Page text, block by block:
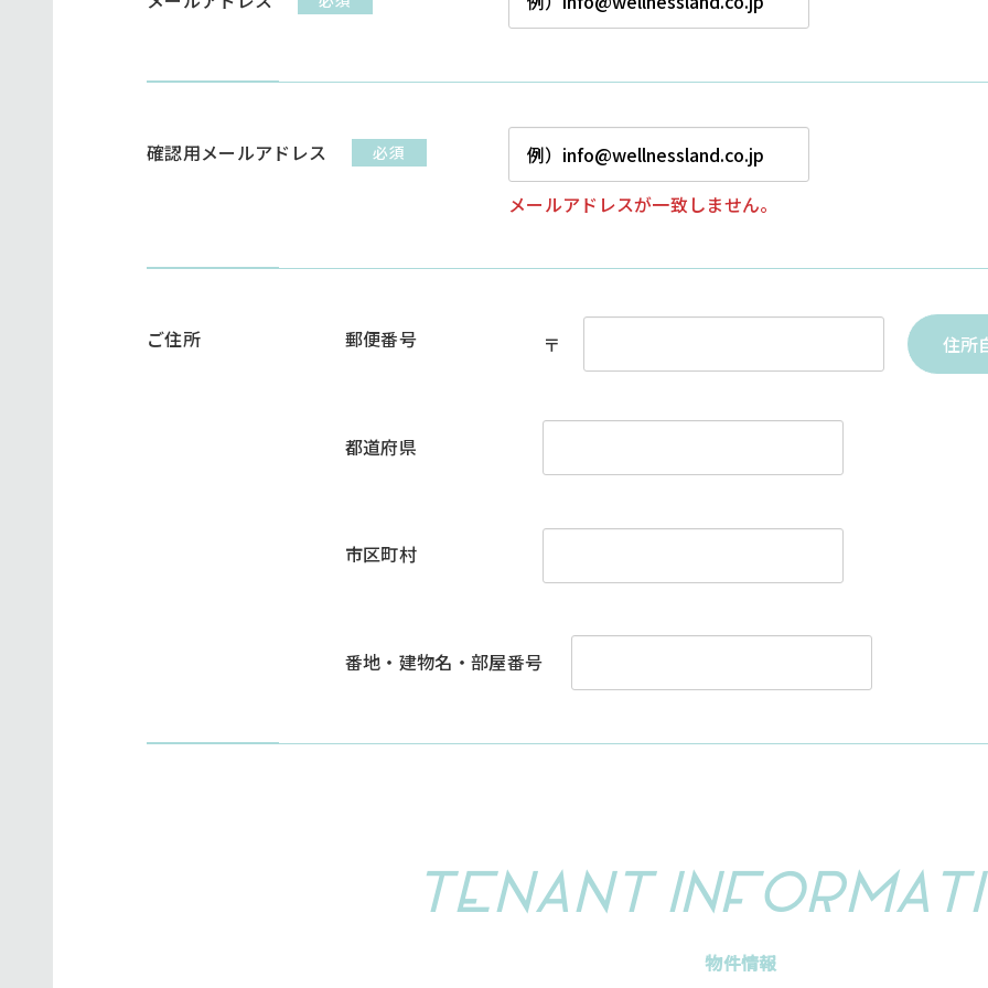
確認用メールアドレス 必須
メールアドレスが一致しません。
ご住所 郵便番号 〒 住所
都道府県
市区町村
番地・建物名・部屋番号
TENANT INF ORMA
物件情報